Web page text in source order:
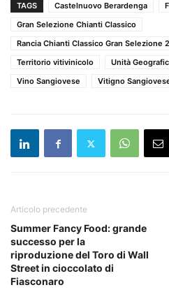
TAGS Castelnuovo Berardenga
Gran Selezione Chianti Classico
Rancia Chianti Classico Gran Selezione
Territorio vitivinicolo
Unità
Vino Sangiovese
Vitigno
Articolo precedente
Summer Fancy Food: grande
successo per la
riproduzione del Toro di Wall
Street in cioccolato di
Fiasconaro